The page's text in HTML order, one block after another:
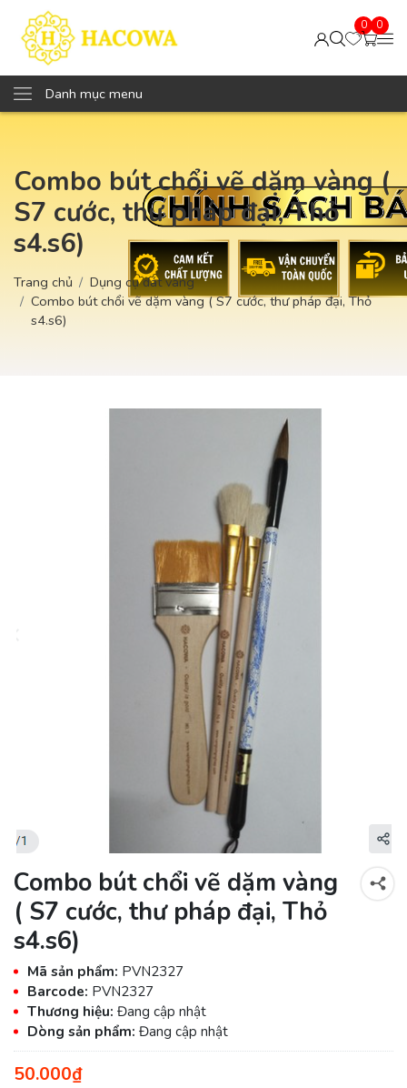
0 0
Danh mục menu
Combo bút chổi vẽ dặm vàng (
S7 cước, thư pháp đại, Thỏ
s4.s6)
Trang chủ
Dụng cụ dát vàng
Combo bút chổi vẽ dặm vàng ( S7 cước, thư pháp đại, Thỏ
s4.s6)
Combo bút chổi vẽ dặm vàng
( S7 cước, thư pháp đại, Thỏ
s4.s6)
Mã sản phẩm: PVN2327
Barcode: PVN2327
Thương hiệu: Đang cập nhật
Dòng sản phẩm: Đang cập nhật
50.000₫